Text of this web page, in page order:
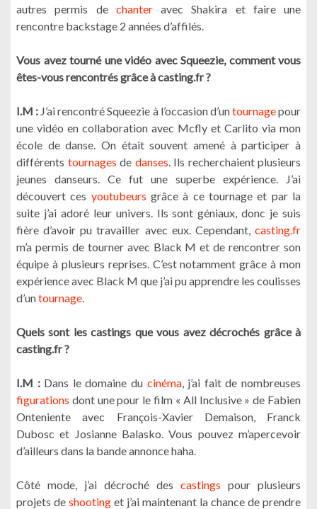
autres permis dechanteravec Shakira et faire une
rencontre backstage 2 années d’affilés.
Vous avez tourné une vidéo avec Squeezie, comment vous
êtes-vous rencontrés grâce à casting.fr ?
I.M : J’ai rencontré Squeezie à l’occasion d’untournagepour
une vidéo en collaboration avec Mcfly et Carlito via mon
école de danse. On était souvent amené à participer à
différents tournages de danses. Ils recherchaient plusieurs
jeunes danseurs. Ce fut une superbe expérience. J’ai
découvert ces youtubeurs grâce à ce tournage et par la
suite j’ai adoré leur univers. Ils sont géniaux, donc je suis
fière d’avoir pu travailler avec eux. Cependant,casting.fr
m’a permis de tourner avec Black M et de rencontrer son
équipe à plusieurs reprises. C’est notamment grâce à mon
expérience avec Black M que j’ai pu apprendre les coulisses
d’untournage.
Quels sont les castings que vous avez décrochés grâce à
casting.fr ?
I.M : Dans le domaine du cinéma, j’ai fait de nombreuses
figurations dont une pour le film « All Inclusive » de Fabien
Onteniente avec François-Xavier Demaison, Franck
Dubosc et Josianne Balasko. Vous pouvez m’apercevoir
d’ailleurs dans la bande annonce haha.
Côté mode, j’ai décroché des castings pour plusieurs
projets de shooting et j’ai maintenant la chance de prendre